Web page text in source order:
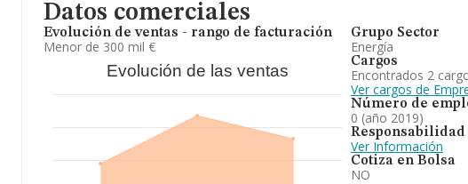
Datos comerciales
Evolución de ventas - rango de facturación
Menor de 300 mil €
Evolución de las ventas
Grupo Sector
Energía
Cargos
Encontrados 2
Ver cargos de
Número de
0 (año 2019)
Ver Información
Cotiza en Bolsa
NO